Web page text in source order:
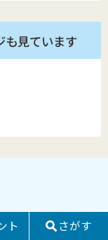
も見ています
ト さがす